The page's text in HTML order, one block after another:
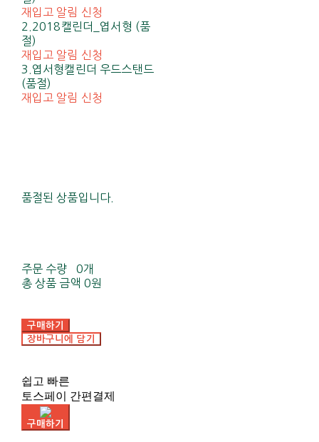
재입고 알림 신청
2.2018캘린더_엽서형 (품
절)
재입고 알림 신청
3.엽서형캘린더 우드스탠드
(품절)
재입고 알림 신청
품절된 상품입니다.
주문 수량
0개
총 상품 금액 0원
구매하기
장바구니에 담기
쉽고 빠른
토스페이 간편결제
구매하기